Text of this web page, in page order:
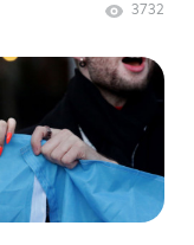
3732